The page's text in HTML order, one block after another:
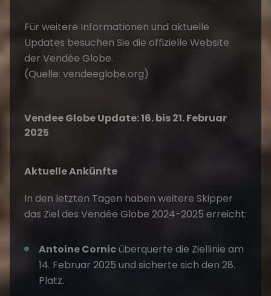
Für weitere Informationen und aktuelle
Updates besuchen Sie die offizielle Website
der Vendée Globe.
(Quelle: vendeeglobe.org)
Vendee Globe Update: 16. bis 21. Februar
2025
Aktuelle Ankünfte
In den letzten Tagen haben weitere Skipper
das Ziel des Vendée Globe 2024-2025 erreicht:
Antoine Cornicüberquerte die Ziellinie am
14. Februar 2025 und sicherte sich den 28.
Platz.